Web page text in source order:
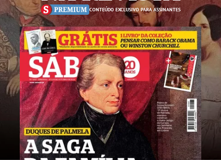
CONTEÚDO EXCLUSIVO PARA ASSINANTES